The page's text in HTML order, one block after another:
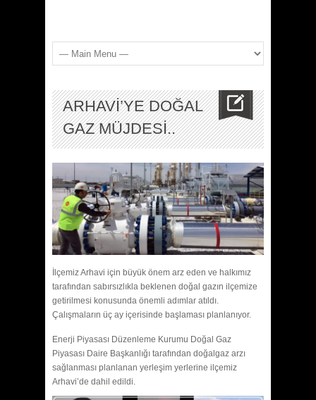
ARHAVİ’YE DOĞAL
GAZ MÜJDESİ..
İlçemiz Arhavi için büyük önem arz eden ve halkımız
tarafından sabırsızlıkla beklenen doğal gazın ilçemize
getirilmesi konusunda önemli adımlar atıldı.
Çalışmaların üç ay içerisinde başlaması planlanıyor.
Enerji Piyasası Düzenleme Kurumu Doğal Gaz
Piyasası Daire Başkanlığı tarafından doğalgaz arzı
sağlanması planlanan yerleşim yerlerine ilçemiz
Arhavi’de dahil edildi.